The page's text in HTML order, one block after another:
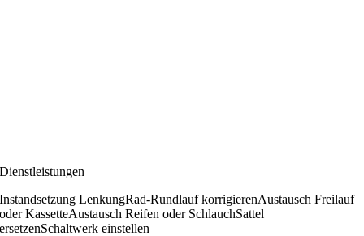
Dienstleistungen
Instandsetzung LenkungRad-Rundlauf korrigierenAustausch Freilauf
oder KassetteAustausch Reifen oder SchlauchSattel
ersetzenSchaltwerk einstellen